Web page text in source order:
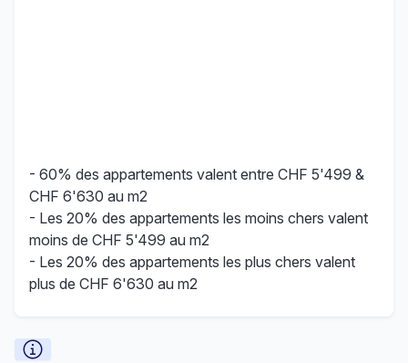
- 60% des appartements valent entre CHF 5'499 &
CHF 6'630 au m2
- Les 20% des appartements les moins chers valent
moins de CHF 5'499 au m2
- Les 20% des appartements les plus chers valent
plus de CHF 6'630 au m2